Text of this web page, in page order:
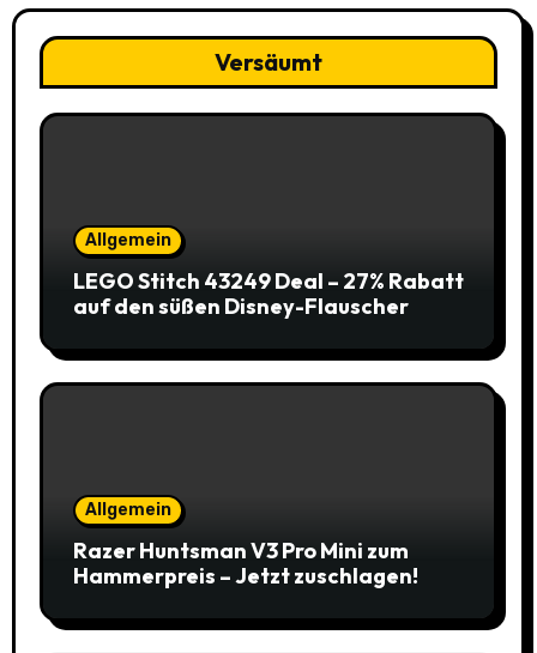
Versäumt
Allgemein
LEGO Stitch 43249 Deal – 27% Rabatt
auf den süßen Disney-Flauscher
Allgemein
Razer Huntsman V3 Pro Mini zum
Hammerpreis – Jetzt zuschlagen!